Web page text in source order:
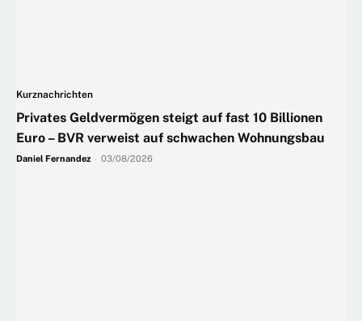
Kurznachrichten
Privates Geldvermögen steigt auf fast 10 Billionen
Euro – BVR verweist auf schwachen Wohnungsbau
Daniel Fernandez 03/08/2026